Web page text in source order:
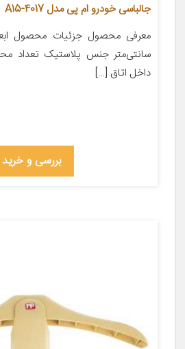
جالباسی خودرو ام پی مدل A15-4017
داخل اتاق […]
بررسی و خرید